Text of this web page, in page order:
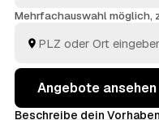
Übergabe an Ihren
bekommt.
Mehrfachauswahl möglich,
Angebote ansehen
Beschreibe dein